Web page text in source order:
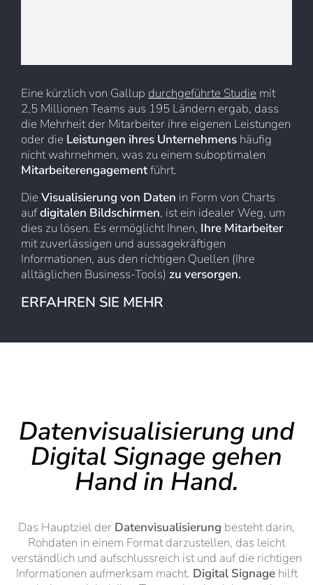
Eine kürzlich von Gallup durchgeführte Studie mit
2,5 Millionen Teams aus 195 Ländern ergab, dass
die Mehrheit der Mitarbeiter ihre eigenen Leistungen
oder die Leistungen ihres Unternehmens häufig
nicht wahrnehmen, was zu einem suboptimalen
Mitarbeiterengagementführt.
Die Visualisierung von Daten in Form von Charts
aufdigitalen Bildschirmen, ist ein idealer Weg, um
dies zu lösen. Es ermöglicht Ihnen, Ihre Mitarbeiter
mit zuverlässigen und aussagekräftigen
Informationen, aus den richtigen Quellen (Ihre
alltäglichen Business-Tools) zu versorgen.
ERFAHREN SIE MEHR
Datenvisualisierung und
Digital Signage gehen
Hand in Hand.
Das Hauptziel der Datenvisualisierung besteht darin,
Rohdaten in einem Format darzustellen, das leicht
verständlich und aufschlussreich ist und auf die richtigen
Informationen aufmerksam macht. Digital Signagehilft